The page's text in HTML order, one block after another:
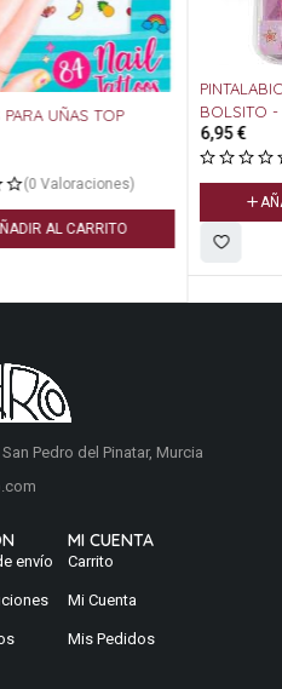
PINTALABIOS GLOSS EN
BOLSITO - TOP MODEL
(0 Valoraciones)
Pedro del Pinatar, Murcia
envío
MI CUENTA
Carrito
Mi Cuenta
Mis Pedidos